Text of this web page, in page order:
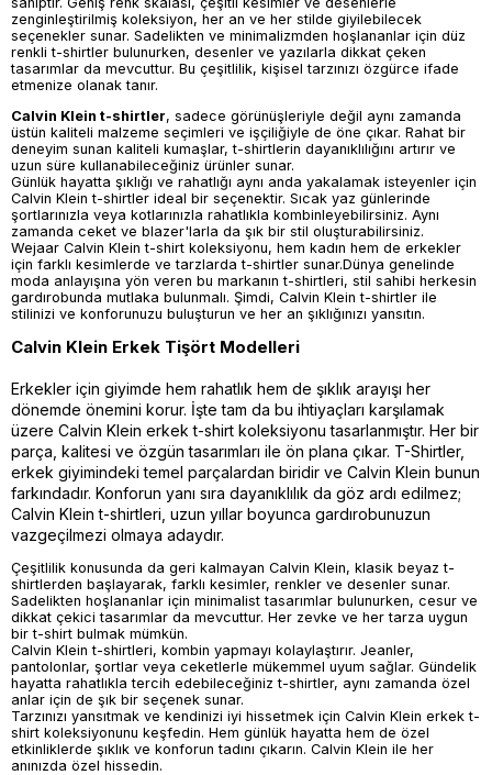
zenginleştirilmiş koleksiyon, her an ve her stilde giyilebilecek
seçenekler sunar. Sadelikten ve minimalizmden hoşlananlar için düz
renkli t-shirtler bulunurken, desenler ve yazılarla dikkat çeken
tasarımlar da mevcuttur. Bu çeşitlilik, kişisel tarzınızı özgürce ifade
etmenize olanak tanır.
Calvin Klein t-shirtler, sadece görünüşleriyle değil aynı zamanda
üstün kaliteli malzeme seçimleri ve işçiliğiyle de öne çıkar. Rahat bir
deneyim sunan kaliteli kumaşlar, t-shirtlerin dayanıklılığını artırır ve
uzun süre kullanabileceğiniz ürünler sunar.
Günlük hayatta şıklığı ve rahatlığı aynı anda yakalamak isteyenler için
Calvin Klein t-shirtler ideal bir seçenektir. Sıcak yaz günlerinde
şortlarınızla veya kotlarınızla rahatlıkla kombinleyebilirsiniz. Aynı
zamanda ceket ve blazer'larla da şık bir stil oluşturabilirsiniz.
Wejaar Calvin Klein t-shirt koleksiyonu, hem kadın hem de erkekler
için farklı kesimlerde ve tarzlarda t-shirtler sunar.Dünya genelinde
moda anlayışına yön veren bu markanın t-shirtleri, stil sahibi herkesin
gardırobunda mutlaka bulunmalı. Şimdi, Calvin Klein t-shirtler ile
stilinizi ve konforunuzu buluşturun ve her an şıklığınızı yansıtın.
Calvin Klein Erkek Tişört Modelleri
Erkekler için giyimde hem rahatlık hem de şıklık arayışı her
dönemde önemini korur. İşte tam da bu ihtiyaçları karşılamak
üzere Calvin Klein erkek t-shirt koleksiyonu tasarlanmıştır. Her bir
parça, kalitesi ve özgün tasarımları ile ön plana çıkar. T-Shirtler,
erkek giyimindeki temel parçalardan biridir ve Calvin Klein bunun
farkındadır. Konforun yanı sıra dayanıklılık da göz ardı edilmez;
Calvin Klein t-shirtleri, uzun yıllar boyunca gardırobunuzun
vazgeçilmezi olmaya adaydır.
Çeşitlilik konusunda da geri kalmayan Calvin Klein, klasik beyaz t-
shirtlerden başlayarak, farklı kesimler, renkler ve desenler sunar.
Sadelikten hoşlananlar için minimalist tasarımlar bulunurken, cesur ve
dikkat çekici tasarımlar da mevcuttur. Her zevke ve her tarza uygun
bir t-shirt bulmak mümkün.
Calvin Klein t-shirtleri, kombin yapmayı kolaylaştırır. Jeanler,
pantolonlar, şortlar veya ceketlerle mükemmel uyum sağlar. Gündelik
hayatta rahatlıkla tercih edebileceğiniz t-shirtler, aynı zamanda özel
anlar için de şık bir seçenek sunar.
Tarzınızı yansıtmak ve kendinizi iyi hissetmek için Calvin Klein erkek t-
shirt koleksiyonunu keşfedin. Hem günlük hayatta hem de özel
etkinliklerde şıklık ve konforun tadını çıkarın. Calvin Klein ile her
anınızda özel hissedin.